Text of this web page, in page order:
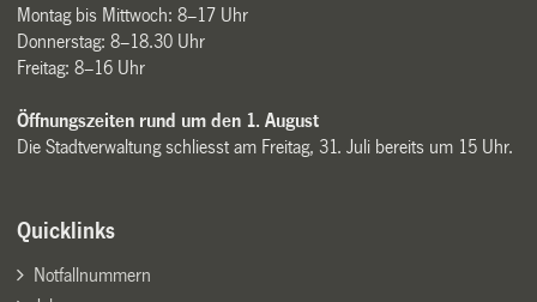
Montag bis Mittwoch: 8–17 Uhr
Donnerstag: 8–18.30 Uhr
Freitag: 8–16 Uhr
Öffnungszeiten rund um den 1. August
Die Stadtverwaltung schliesst am Freitag, 31. Juli bereits um 15 Uhr.
Quicklinks
Notfallnummern